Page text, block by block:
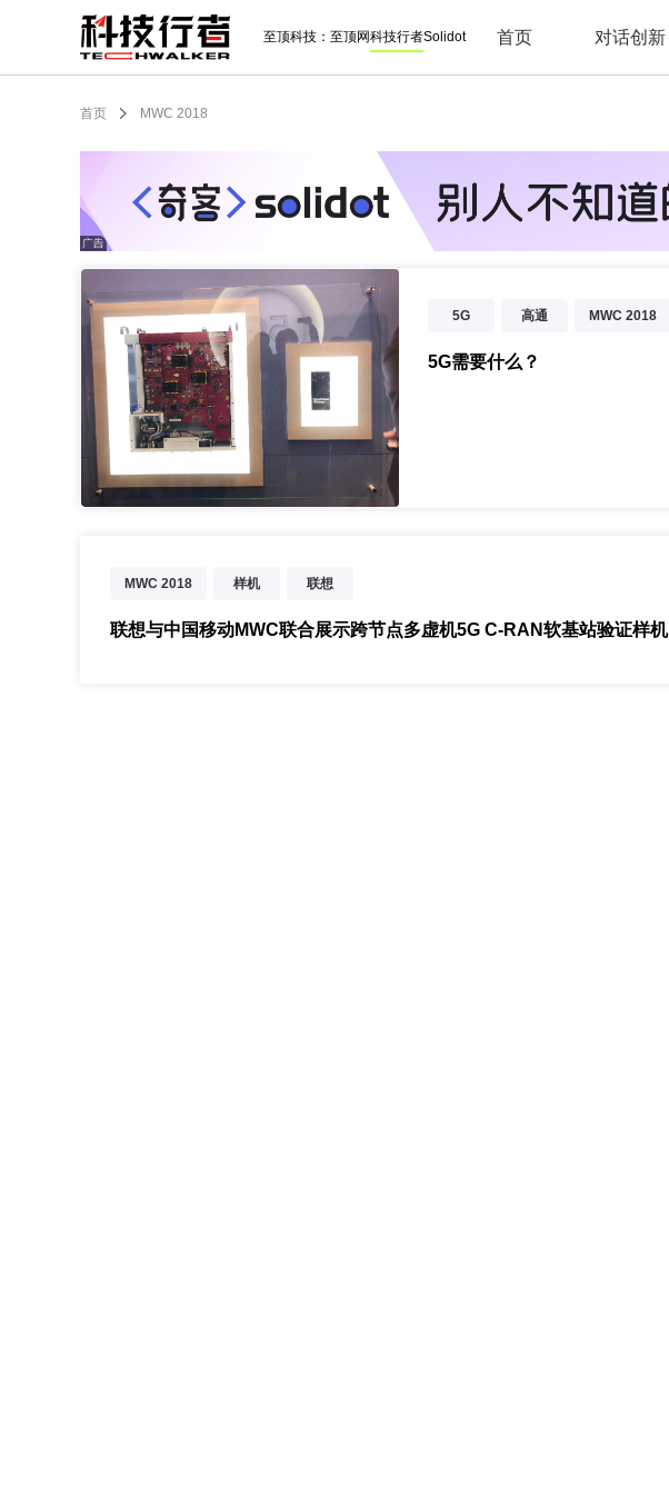
至顶科技： 至顶网科技行者Solidot 首页 对话创新
首页 MWC 2018
5G 高通 MWC 2018
5G需要什么？
MWC 2018 样机 联想
联想与中国移动MWC联合展示跨节点多虚机5G C-RAN软基站验证样机